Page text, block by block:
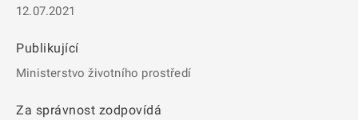
12.07.2021
Publikující
Ministerstvo životního prostředí
Za správnost zodpovídá